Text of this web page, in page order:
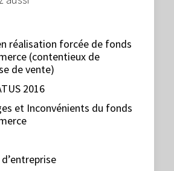
réalisation forcée de fonds
(contentieux de
de vente)
2016
et Inconvénients du fonds